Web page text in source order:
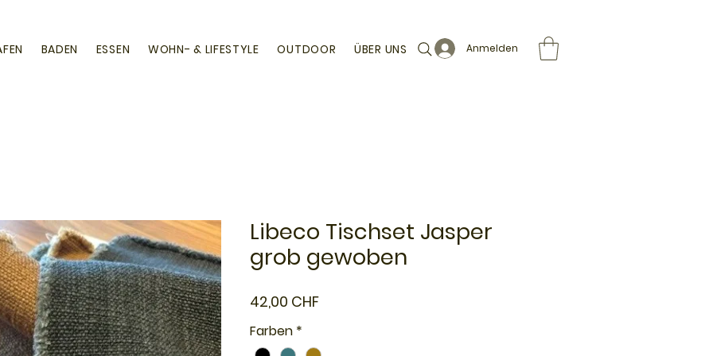
BADEN ESSEN WOHN- & LIFESTYLE OUTDOOR ÜBER UNS Anmelden
Libeco Tischset Jasper
grob gewoben
42,00 CHFPreis
Farben *